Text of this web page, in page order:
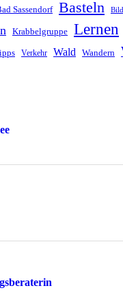
Sassendorf Basteln
Krabbelgruppe Lernen
Verkehr Wald Wandern